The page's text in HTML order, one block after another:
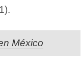
México